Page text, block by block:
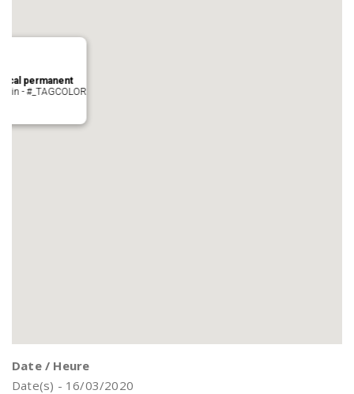
permanent
- #_TAGCOLOR
Date / Heure
Date(s) - 16/03/2020